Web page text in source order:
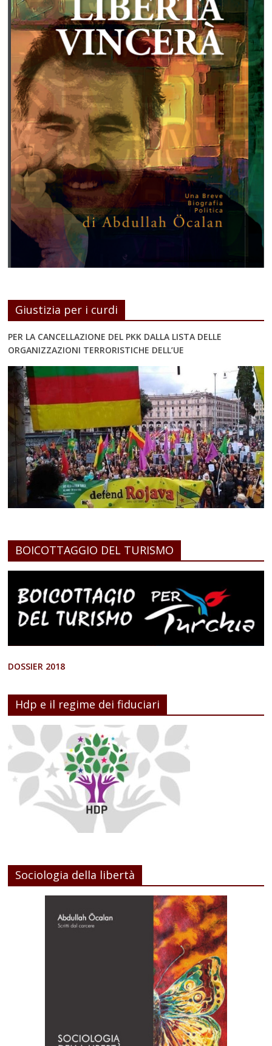
Giustizia per i curdi
PER LA CANCELLAZIONE DEL PKK DALLA LISTA DELLE
ORGANIZZAZIONI TERRORISTICHE DELL’UE
BOICOTTAGGIO DEL TURISMO
DOSSIER 2018
Hdp e il regime dei fiduciari
Sociologia della libertà